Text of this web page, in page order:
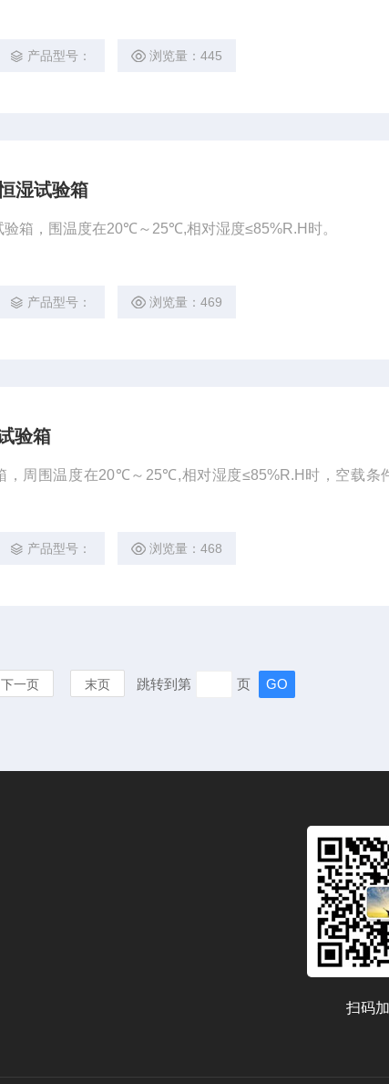
产品型号： 浏览量：445
湿试验箱
箱，围温度在20℃～25℃,相对湿度≤85%R.H时。
产品型号： 浏览量：469
验箱
，周围温度在20℃～25℃,相对湿度≤85%R.H时，空载条
产品型号： 浏览量：468
下一页 末页 跳转到第 页
扫码